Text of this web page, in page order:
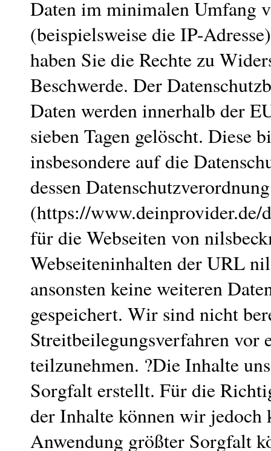
Daten im minimalen Umfang
(beispielsweise die IP-
haben Sie die Rechte zu
Beschwerde. Der
Daten werden innerhalb der
sieben Tagen gelöscht. Diese
insbesondere auf die
dessen
(https://www.deinprovider.de/
für die Webseiten von
Webseiteninhalten der URL
ansonsten keine weiteren
gespeichert. Wir sind nicht
Streitbeilegungsverfahren vor
teilzunehmen. ?Die Inhalte
Sorgfalt erstellt. Für die
der Inhalte können wir jedoch
Anwendung größter Sorgfalt